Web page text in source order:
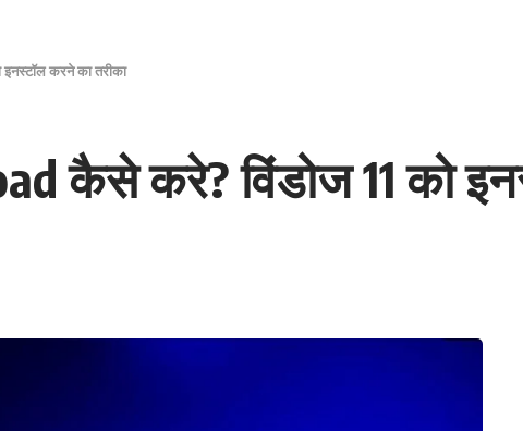
करने का तरीका
कैसे करे? विंडोज 11 को